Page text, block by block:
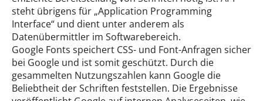
steht übrigens für „Application Programming
Interface“ und dient unter anderem als
Datenübermittler im Softwarebereich.
Google Fonts speichert CSS- und Font-Anfragen sicher
bei Google und ist somit geschützt. Durch die
gesammelten Nutzungszahlen kann Google die
Beliebtheit der Schriften feststellen. Die Ergebnisse